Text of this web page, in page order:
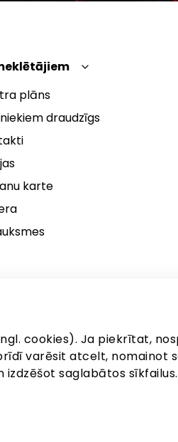
cookies). Ja piekrītat,
varēsit atcelt, nomainot
saglabātos
plāns
draudzīgs
karte